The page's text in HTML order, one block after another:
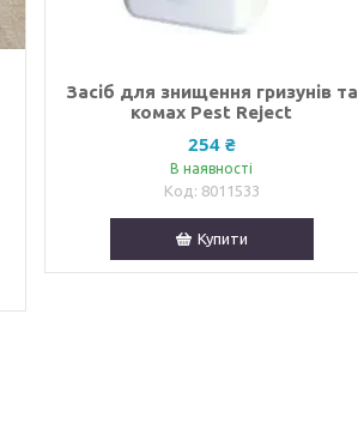
Засіб для знищення гризунів та
комах Pest Reject
254 ₴
В наявності
8011533
Купити